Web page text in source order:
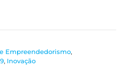
Empreendedorismo,
, Inovação